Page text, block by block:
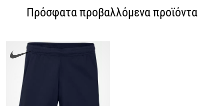
Πρόσφατα προβαλλόμενα προϊόντα